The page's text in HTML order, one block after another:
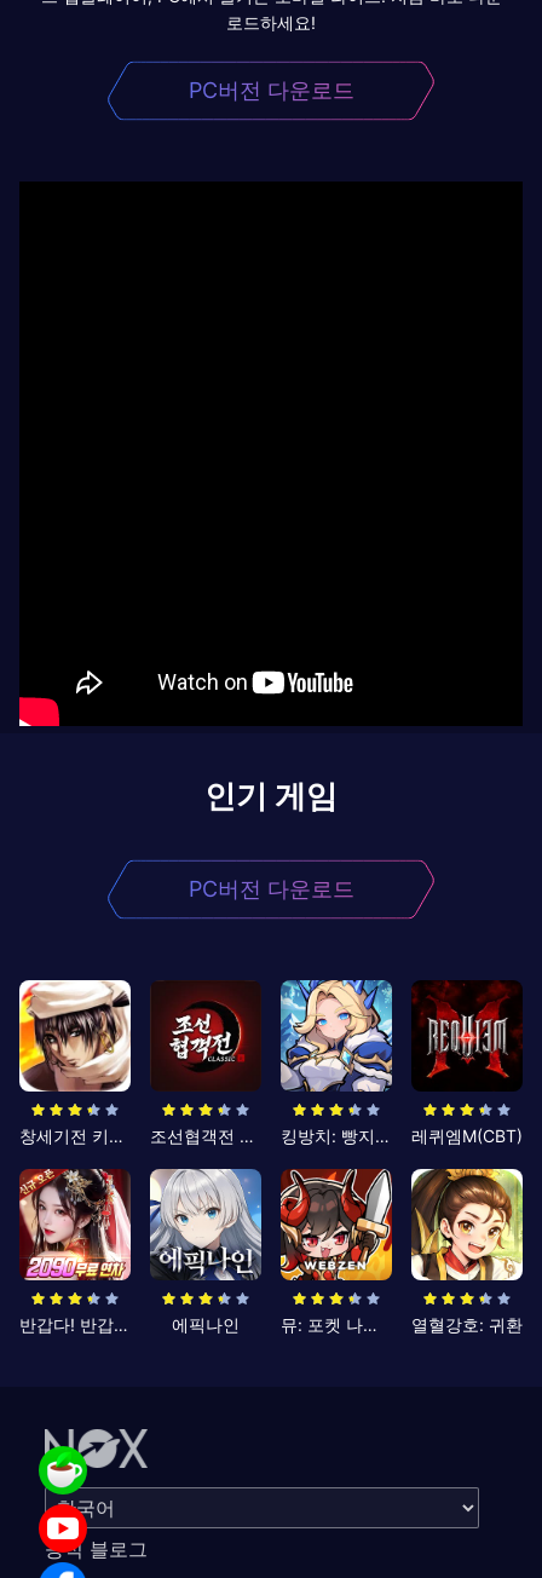
로드하세요!
PC버전 다운로드
인기 게임
PC버전 다운로드
창세기전 키우기 조선협객전 클래식 킹방치: 빵지의 제왕 레퀴엠M(CBT)
반갑다! 반갑삼국지 에픽나인 뮤: 포켓 나이츠 열혈강호: 귀환
공식 블로그